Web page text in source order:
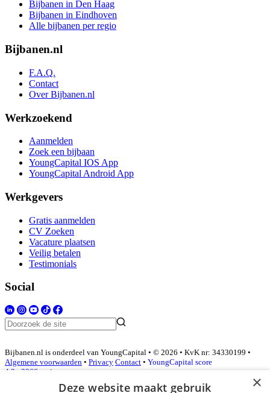
Bijbanen in Den Haag
Bijbanen in Eindhoven
Alle bijbanen per regio
Bijbanen.nl
F.A.Q.
Contact
Over Bijbanen.nl
Werkzoekend
Aanmelden
Zoek een bijbaan
YoungCapital IOS App
YoungCapital Android App
Werkgevers
Gratis aanmelden
CV Zoeken
Vacature plaatsen
Veilig betalen
Testimonials
Social
Bijbanen.nl is onderdeel van YoungCapital • © 2026 • KvK nr: 34330199 •
Algemene voorwaarden • Privacy Contact • YoungCapital score
4.3 - 3366 reviews
×
Deze website maakt gebruik